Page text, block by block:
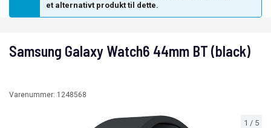
et alternativt produkt til dette.
1 / 5
Samsung Galaxy Watch6 44mm BT (black)
Varenummer: 1248568